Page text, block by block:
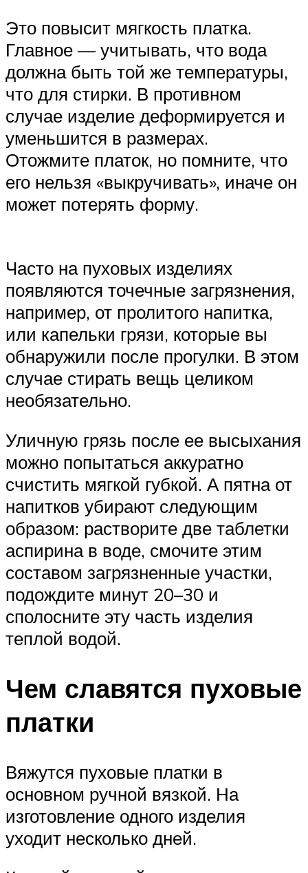
Это повысит мягкость платка.
Главное — учитывать, что вода
должна быть той же температуры,
что для стирки. В противном
случае изделие деформируется и
уменьшится в размерах.
Отожмите платок, но помните, что
его нельзя «выкручивать», иначе он
может потерять форму.
Часто на пуховых изделиях
появляются точечные загрязнения,
например, от пролитого напитка,
или капельки грязи, которые вы
обнаружили после прогулки. В этом
случае стирать вещь целиком
необязательно.
Уличную грязь после ее высыхания
можно попытаться аккуратно
счистить мягкой губкой. А пятна от
напитков убирают следующим
образом: растворите две таблетки
аспирина в воде, смочите этим
составом загрязненные участки,
подождите минут 20–30 и
сполосните эту часть изделия
теплой водой.
Чем славятся пуховые
платки
Вяжутся пуховые платки в
основном ручной вязкой. На
изготовление одного изделия
уходит несколько дней.